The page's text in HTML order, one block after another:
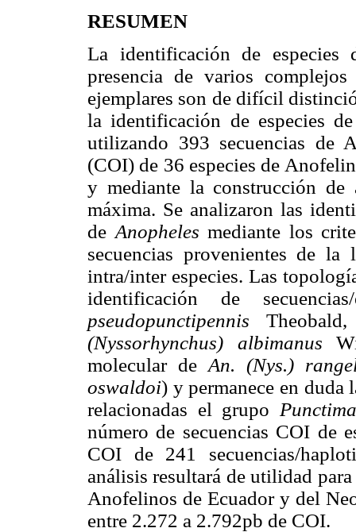
RESUMEN
La identificación de
presencia de varios
ejemplares son de difícil
la identificación de especies
utilizando 393 secuencias de
(COI) de 36 especies de
y mediante la construcción de
máxima. Se analizaron las
de Anopheles mediante los
secuencias provenientes de
intra/inter especies. Las
identificación de
pseudopunctipennis
(Nyssorhynchus) albimanus
molecular de An. (Nys.)
oswaldoi) y permanece en duda
relacionadas el grupo
número de secuencias COI de
COI de 241 secuencias/
análisis resultará de utilidad
Anofelinos de Ecuador y del
entre 2.272 a 2.792pb de COI.